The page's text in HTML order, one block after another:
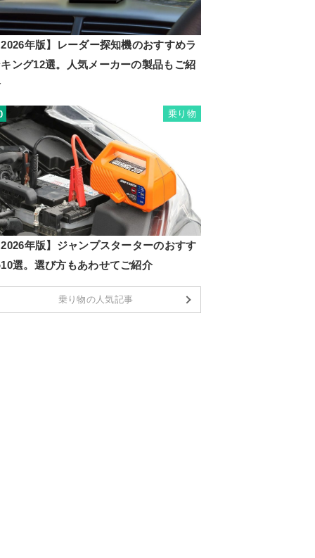
年版】レーダー探知機のおすすめラ
ング12選。人気メーカーの製品もご紹
乗り物
年版】ジャンプスターターのおすす
選。選び方もあわせてご紹介
乗り物の人気記事